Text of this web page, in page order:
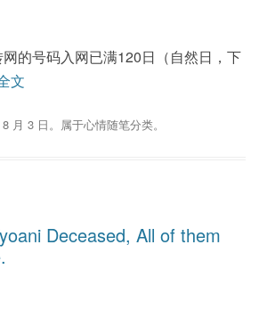
网的号码入网已满120日（自然日，下
文
月 3 日。属于心情随笔分类。
Deceased, All of them